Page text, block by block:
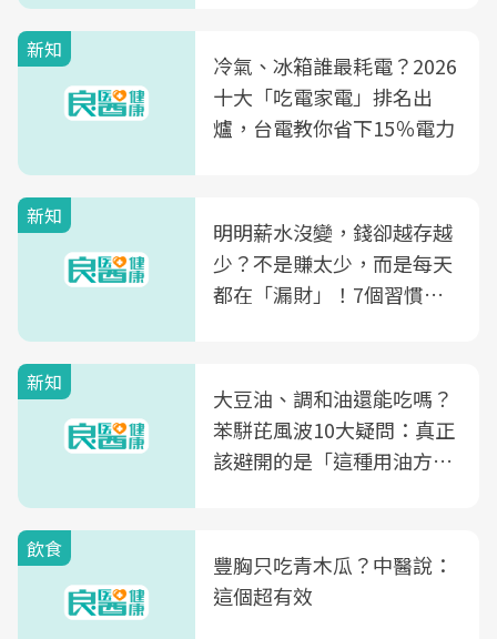
新知
冷氣、冰箱誰最耗電？2026
十大「吃電家電」排名出
爐，台電教你省下15％電力
新知
明明薪水沒變，錢卻越存越
少？不是賺太少，而是每天
都在「漏財」！7個習慣一
新知
大豆油、調和油還能吃嗎？
苯駢芘風波10大疑問：真正
該避開的是「這種用油方
飲食
豐胸只吃青木瓜？中醫說：
這個超有效